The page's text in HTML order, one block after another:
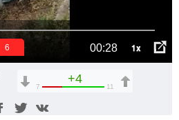
00:28 1x
6
+4
7 11